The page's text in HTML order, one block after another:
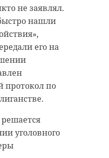
не заявлял.
нашли
его на
протокол по
уголовного
нейросетью
защиты
до +14...+19
давление
не
людей.
work/604333